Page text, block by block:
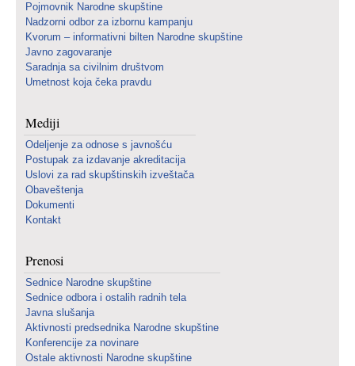
Pojmovnik Narodne skupštine
Nadzorni odbor za izbornu kampanju
Kvorum – informativni bilten Narodne skupštine
Javno zagovaranje
Saradnja sa civilnim društvom
Umetnost koja čeka pravdu
Mediji
Odeljenje za odnose s javnošću
Postupak za izdavanje akreditacija
Uslovi za rad skupštinskih izveštača
Obaveštenja
Dokumenti
Kontakt
Prenosi
Sednice Narodne skupštine
Sednice odbora i ostalih radnih tela
Javna slušanja
Aktivnosti predsednika Narodne skupštine
Konferencije za novinare
Ostale aktivnosti Narodne skupštine